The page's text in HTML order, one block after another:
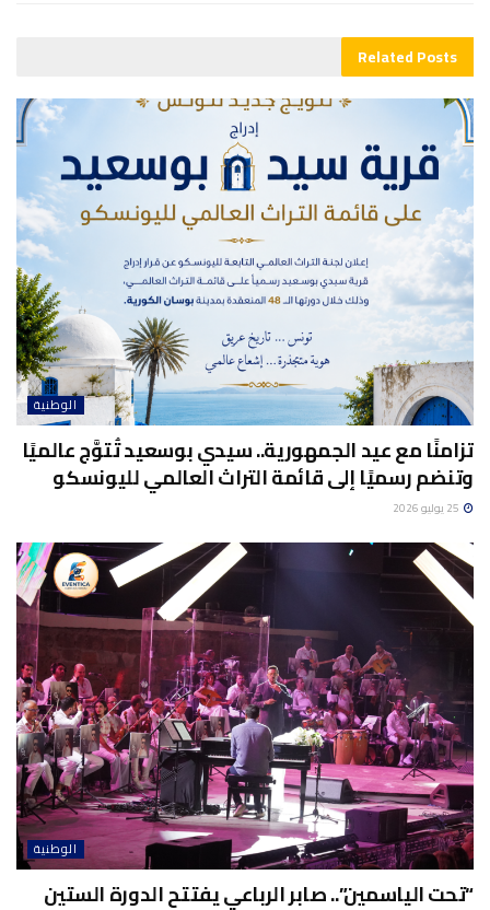
RelatedPosts
الوطنية
تزامنًا مع عيد الجمهورية.. سيدي بوسعيد تُتوَّج عالميًا
وتنضم رسميًا إلى قائمة التراث العالمي لليونسكو
الوطنية
“تحت الياسمين”.. صابر الرباعي يفتتح الدورة الستين